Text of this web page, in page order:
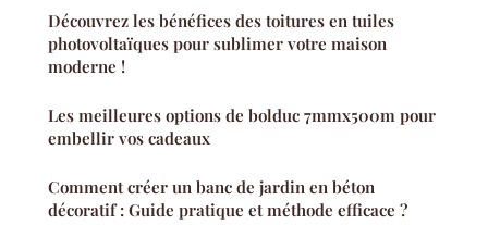
Découvrez les bénéfices des toitures en tuiles
photovoltaïques pour sublimer votre maison
moderne !
Les meilleures options de bolduc 7mmx500m pour
embellir vos cadeaux
Comment créer un banc de jardin en béton
décoratif : Guide pratique et méthode efficace ?